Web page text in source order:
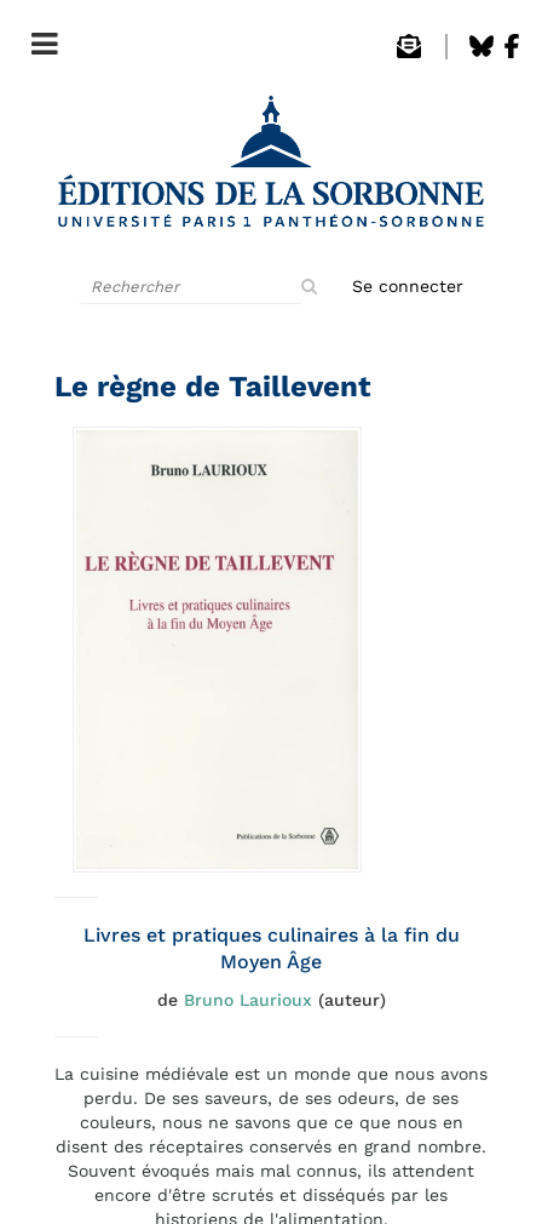
Se connecter
Le règne de Taillevent
Livres et pratiques culinaires à la fin du
Moyen Âge
de Bruno Laurioux (auteur)
La cuisine médiévale est un monde que nous avons
perdu. De ses saveurs, de ses odeurs, de ses
couleurs, nous ne savons que ce que nous en
disent des réceptaires conservés en grand nombre.
Souvent évoqués mais mal connus, ils attendent
encore d'être scrutés et disséqués par les
historiens de l'alimentation.